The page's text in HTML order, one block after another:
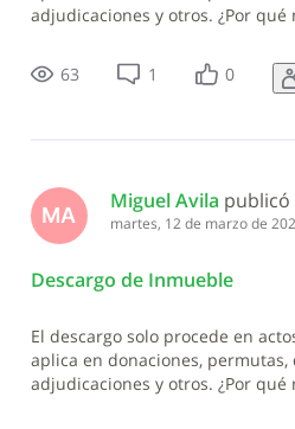
adjudicaciones y otros. ¿Por
63
1 0
MA
Miguel Avila
martes, 12 de marzo de
Descargo de Inmueble
El descargo solo procede en
aplica en donaciones, permutas,
adjudicaciones y otros. ¿Por